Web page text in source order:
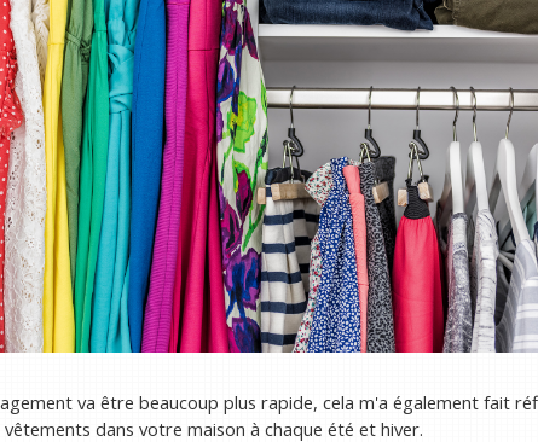
va être beaucoup plus rapide, cela m'a également fait
dans votre maison à chaque été et hiver.